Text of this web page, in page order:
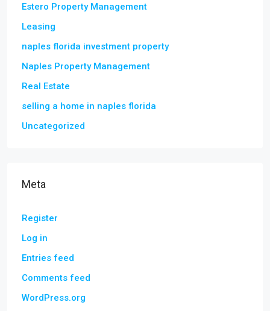
Estero Property Management
Leasing
naples florida investment property
Naples Property Management
Real Estate
selling a home in naples florida
Uncategorized
Meta
Register
Log in
Entries feed
Comments feed
WordPress.org